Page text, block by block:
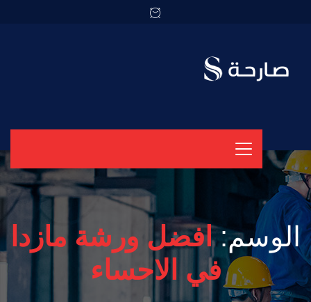
الوسم:افضل ورشة مازدا
في الاحساء